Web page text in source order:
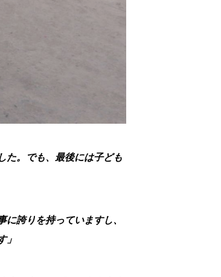
た。でも、最後には子ども
誇りを持っていますし、
」